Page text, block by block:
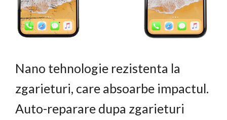
Nano tehnologie rezistenta la
zgarieturi, care absoarbe impactul.
Auto-reparare dupa zgarieturi